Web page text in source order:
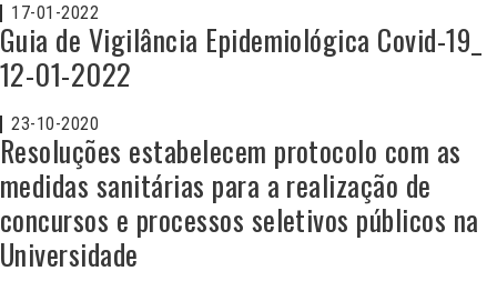
17-01-2022
Guia de Vigilância Epidemiológica Covid-19_
12-01-2022
23-10-2020
Resoluções estabelecem protocolo com as
medidas sanitárias para a realização de
concursos e processos seletivos públicos na
Universidade